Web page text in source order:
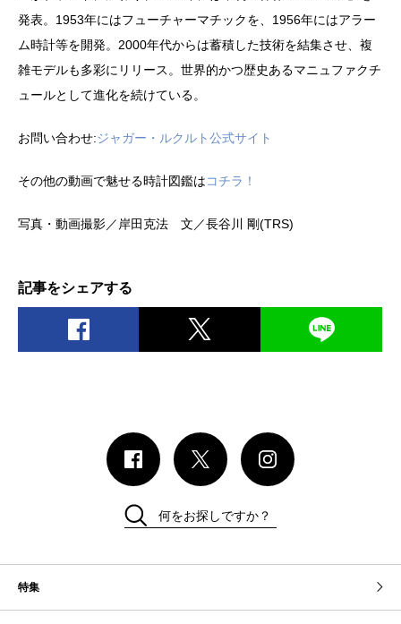
発表。1953年にはフューチャーマチックを、1956年にはアラー
ム時計等を開発。2000年代からは蓄積した技術を結集させ、複
雑モデルも多彩にリリース。世界的かつ歴史あるマニュファクチ
ュールとして進化を続けている。
お問い合わせ:ジャガー・ルクルト公式サイト
その他の動画で魅せる時計図鑑はコチラ！
写真・動画撮影／岸田克法 文／長谷川 剛(TRS)
記事をシェアする
特集
何をお探しですか？